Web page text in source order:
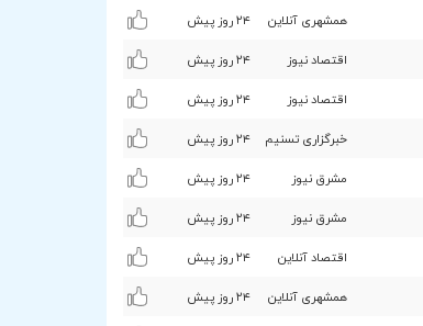
همشهری آنلاین ۲۴ روز پیش
اقتصاد نیوز ۲۴ روز پیش
اقتصاد نیوز ۲۴ روز پیش
خبرگزاری تسنیم ۲۴ روز پیش
مشرق نیوز ۲۴ روز پیش
مشرق نیوز ۲۴ روز پیش
اقتصاد آنلاین ۲۴ روز پیش
همشهری آنلاین ۲۴ روز پیش